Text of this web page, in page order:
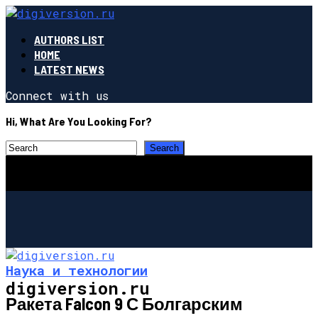
AUTHORS LIST
HOME
LATEST NEWS
Connect with us
Hi, What Are You Looking For?
digiversion.ru
Наука и технологии
Ракета Falcon 9 С Болгарским